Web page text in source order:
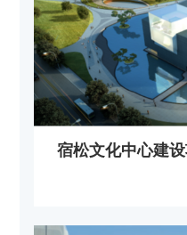
宿松文化中心建